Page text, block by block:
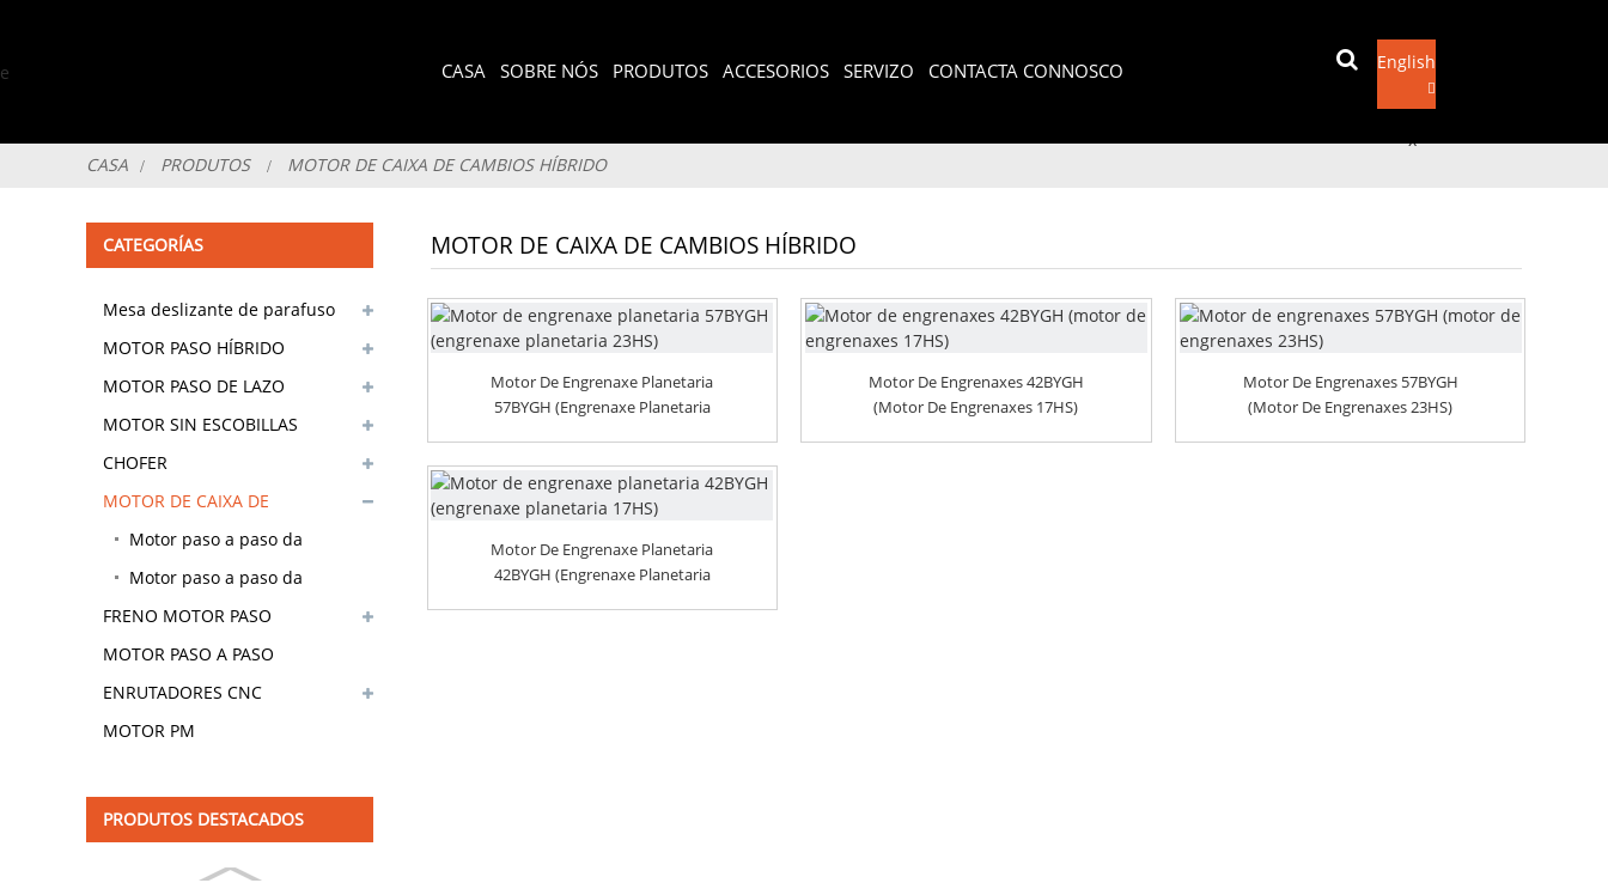
CASA SOBRE NÓS PRODUTOS ACCESORIOS SERVIZO CONTACTA CONNOSCO English
CASA PRODUTOS MOTOR DE CAIXA DE CAMBIOS HÍBRIDO
CATEGORÍAS
Mesa deslizante de parafuso
de precisión
MOTOR PASO HÍBRIDO
MOTOR PASO DE LAZO
PECHADO
MOTOR SIN ESCOBILLAS
CHOFER
MOTOR DE CAIXA DE
CAMBIOS HÍBRIDO
Motor paso a paso da
caixa de cambios
Motor paso a paso da
caixa de cambios
planetaria
FRENO MOTOR PASO
HÍBRIDO
MOTOR PASO A PASO
ENRUTADORES CNC
MOTOR PM
PRODUTOS DESTACADOS
MOTOR DE CAIXA DE CAMBIOS HÍBRIDO
Motor De Engrenaxe Planetaria
57BYGH (engrenaxe Planetaria
Motor De Engrenaxes 42BYGH
(motor De Engrenaxes 17HS)
Motor De Engrenaxes 57BYGH
(motor De Engrenaxes 23HS)
Motor De Engrenaxe Planetaria
42BYGH (engrenaxe Planetaria
Enviar correo electrónico
x